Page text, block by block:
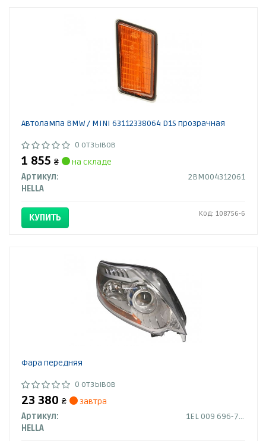
Автолампа BMW / MINI 63112338064 D1S прозрачная
0 отзывов
1 855 ₴
на складе
Артикул:
2BM004312061
HELLA
КУПИТЬ Код: 108756-6
Фара передняя
0 отзывов
23 380 ₴
завтра
Артикул:
1EL 009 696-761
HELLA